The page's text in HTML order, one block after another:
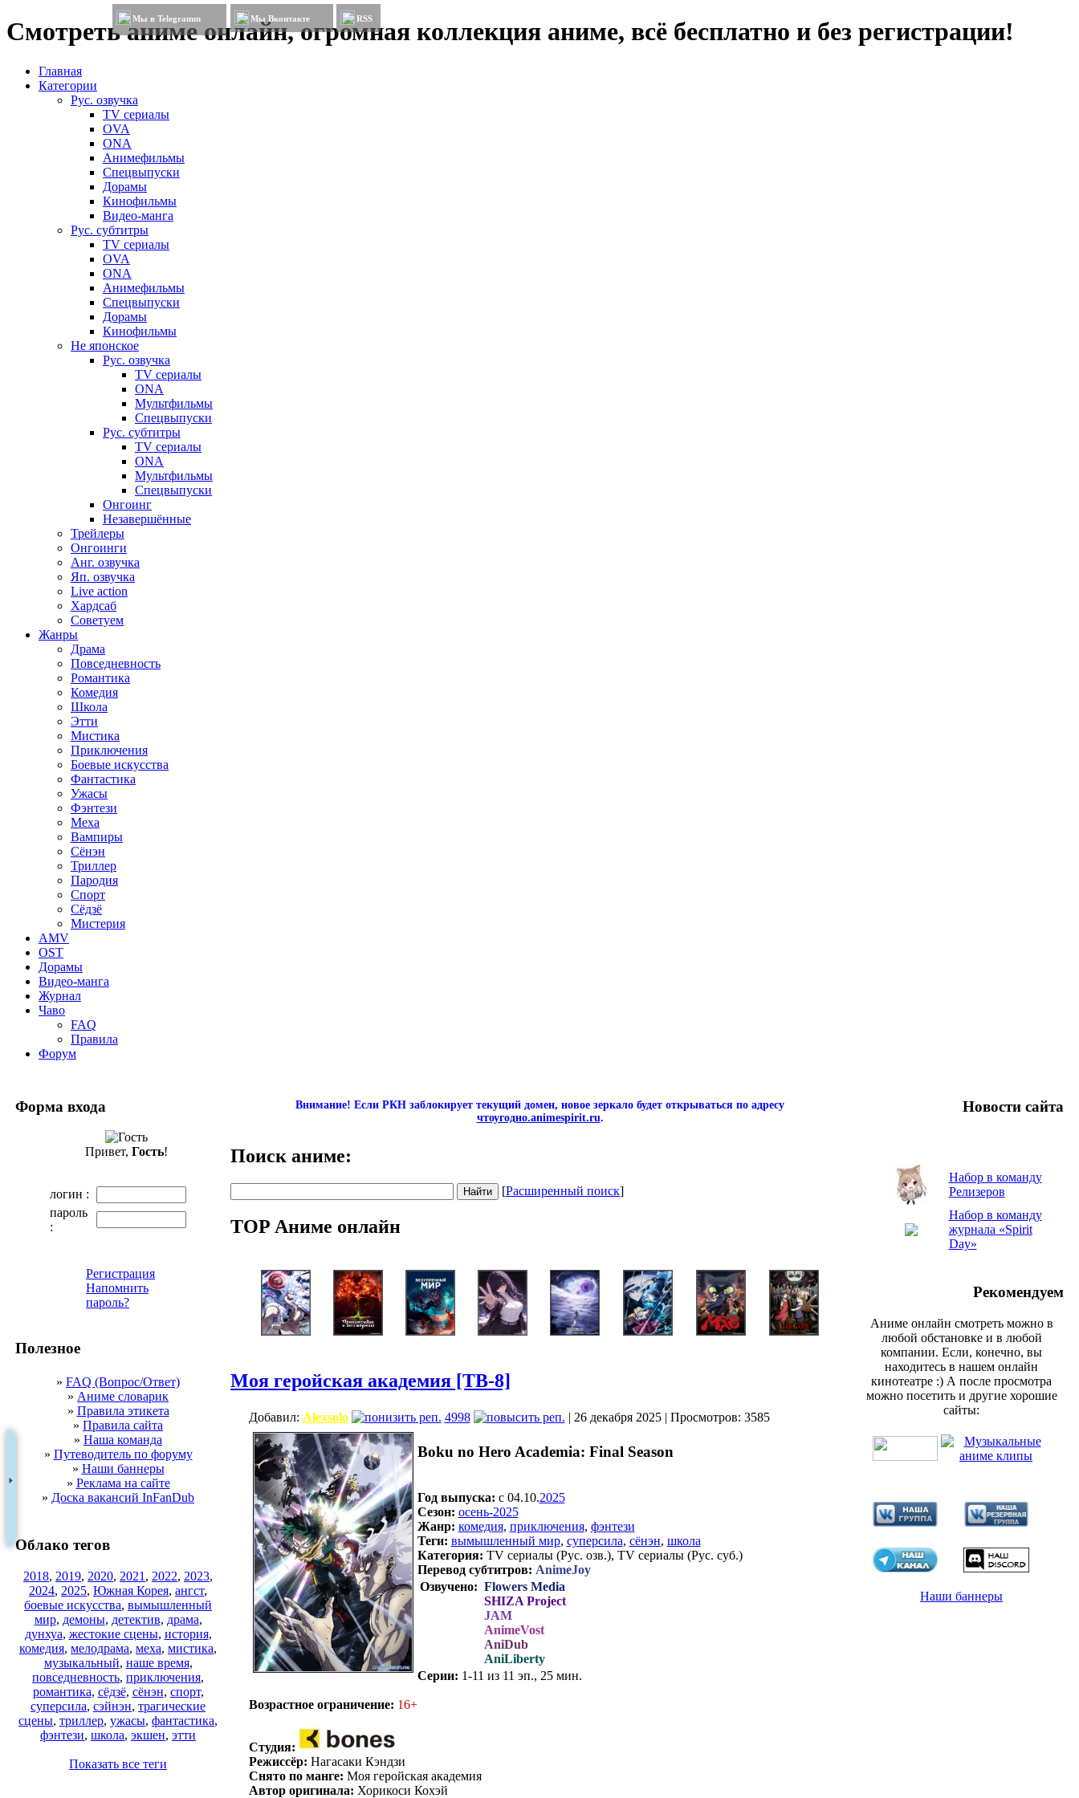
Смотреть аниме онлайн, огромная коллекция аниме, всё бесплатно и без регистрации!
Мы в Telegramm Мы Вконтакте RSS
Главная
Категории
Рус. озвучка
TV сериалы
OVA
ONA
Анимефильмы
Спецвыпуски
Дорамы
Кинофильмы
Видео-манга
Рус. субтитры
TV сериалы
OVA
ONA
Анимефильмы
Спецвыпуски
Дорамы
Кинофильмы
Не японское
Рус. озвучка
TV сериалы
ONA
Мультфильмы
Спецвыпуски
Рус. субтитры
TV сериалы
ONA
Мультфильмы
Спецвыпуски
Онгоинг
Незавершённые
Трейлеры
Онгоинги
Анг. озвучка
Яп. озвучка
Live action
Хардсаб
Советуем
Жанры
Драма
Повседневность
Романтика
Комедия
Школа
Этти
Мистика
Приключения
Боевые искусства
Фантастика
Ужасы
Фэнтези
Меха
Вампиры
Сёнэн
Триллер
Пародия
Спорт
Сёдзё
Мистерия
AMV
OST
Дорамы
Видео-манга
Журнал
Чаво
FAQ
Правила
Форум
Форма входа
Привет, Гость!
логин :
пароль
:
Регистрация
Напомнить
пароль?
Полезное
» FAQ (Вопрос/Ответ)
» Аниме словарик
» Правила этикета
» Правила сайта
» Наша команда
» Путеводитель по форуму
» Наши баннеры
» Реклама на сайте
» Доска вакансий InFanDub
Облако тегов
2018, 2019, 2020, 2021 , 2022, 2023,
2024, 2025, Южная Корея, ангст,
боевые искусства, вымышленный
мир, демоны, детектив, драма,
дунхуа, жестокие сцены, история,
комедия, мелодрама, меха, мистика,
музыкальный, наше время,
повседневность, приключения,
романтика, сёдзё, сёнэн, спорт,
суперсила, сэйнэн, трагические
сцены, триллер, ужасы, фантастика,
фэнтези, школа, экшен, этти
Показать все теги
Внимание! Если РКН заблокирует текущий домен, новое зеркало будет открываться по адресу
чтоугодно.animespirit.ru.
Поиск аниме:
[Расширенный поиск]
TOP Аниме онлайн
Моя геройская академия [ТВ-8]
Добавил: Alexsolo 4998 | 26 декабря 2025 | Просмотров: 3585
Boku no Hero Academia: Final Season
Год выпуска: c 04.10.2025
Сезон: осень-2025
Жанр: комедия, приключения, фэнтези
Теги: вымышленный мир, суперсила, сёнэн, школа
Категория: TV сериалы (Рус. озв.), TV сериалы (Рус. суб.)
Перевод субтитров: AnimeJoy
Озвучено: Flowers Media
SHIZA Project
JAM
AnimeVost
AniDub
AniLiberty
Серии: 1-11 из 11 эп., 25 мин.
Возрастное ограничение: 16+
Студия:
Режиссёр: Нагасаки Кэндзи
Снято по манге: Моя геройская академия
Автор оригинала: Хорикоси Кохэй
Новости сайта
Набор в команду
Релизеров
Набор в команду
журнала «Spirit
Day»
Рекомендуем
Аниме онлайн смотреть можно в
любой обстановке и в любой
компании. Если, конечно, вы
находитесь в нашем онлайн
кинотеатре :) А после просмотра
можно посетить и другие хорошие
сайты:
Наши баннеры